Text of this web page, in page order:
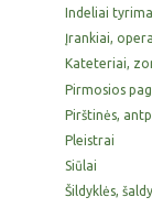
Indeliai
Įrankiai,
Kateteriai,
Pirmosios
Pirštinės,
Pleistrai
Siūlai
Šildyklės,